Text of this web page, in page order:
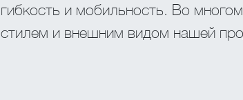
гибкость и мобильность. Во
стилем и внешним видом нашей